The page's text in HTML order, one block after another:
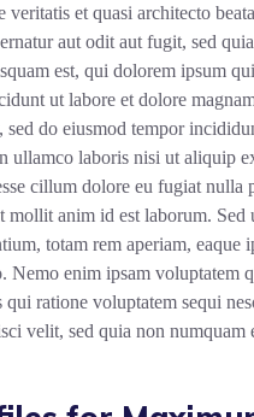
veritatis et quasi architecto
aut odit aut fugit, sed
est, qui dolorem ipsum
ut labore et dolore
sed do eiusmod tempor
ullamco laboris nisi ut aliquip
cillum dolore eu fugiat nulla
anim id est laborum.
totam rem aperiam,
Nemo enim ipsam voluptatem
qui ratione voluptatem sequi
velit, sed quia non